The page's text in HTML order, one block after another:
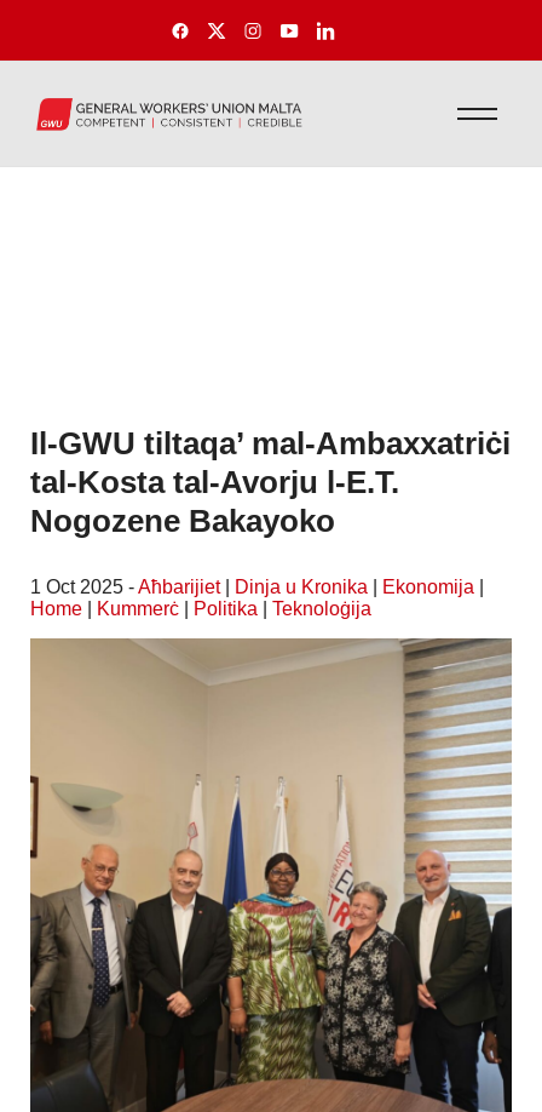
Il-GWU tiltaqa’ mal-Ambaxxatriċi
tal-Kosta tal-Avorju l-E.T.
Nogozene Bakayoko
1 Oct 2025 -Aħbarijiet| Dinja u Kronika Ekonomija
Home
Kummerċ Politika Teknoloġija